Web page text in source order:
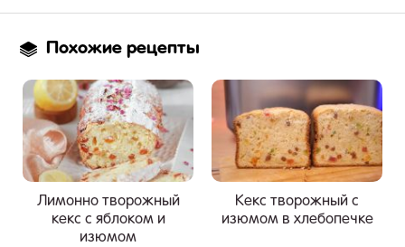
Похожие рецепты
Лимонно творожный
кекс с яблоком и
изюмом
Кекс творожный с
изюмом в хлебопечке